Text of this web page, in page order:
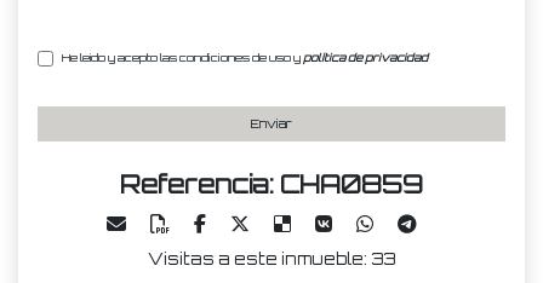
He leído y acepto las condiciones de uso ypolítica de privacidad
Enviar
Referencia: CHA0859
Visitas a este inmueble: 33